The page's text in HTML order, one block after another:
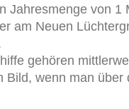
Jahresmenge von 1
am Neuen
gehören
Bild, wenn man über